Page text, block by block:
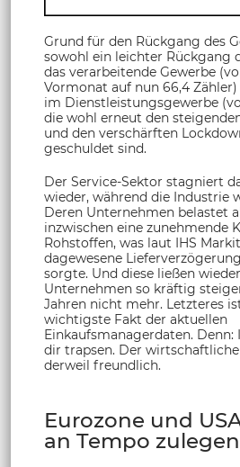
Grund für den Rückgang des
sowohl ein leichter Rückgang
das verarbeitende Gewerbe
Vormonat auf nun 66,4
im Dienstleistungsgewerbe
die wohl erneut den
und den verschärften
geschuldet sind.
Der Service-Sektor stagniert
wieder, während die Industrie
Deren Unternehmen belastet
inzwischen eine zunehmende
Rohstoffen, was laut IHS
dagewesene
sorgte. Und diese ließen
Unternehmen so kräftig
Jahren nicht mehr. Letzteres
wichtigste Fakt der aktuellen
Einkaufsmanagerdaten.
dir trapsen. Der
derweil freundlich.
Eurozone und
an Tempo zulegen